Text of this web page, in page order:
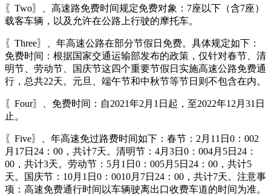
〖Two〗、高速路免费时间规定免费对象：7座以下（含7座）
载客车辆，以及允许在公路上行驶的摩托车。
〖Three〗、年高速公路在部分节假日免费。具体规定如下：
免费时间：根据国家交通运输部发布的政策，仅针对春节、清
明节、劳动节、国庆节这四个重要节假日实施高速公路免费通
行，总共22天。元旦、端午节和中秋节等节日则不包含在内。
〖Four〗、免费时间：自2021年2月1日起，至2022年12月31日
止。
〖Five〗、年高速免过路费时间如下：春节：2月11日0：002
月17日24：00，共计7天。清明节：4月3日0：004月5日24：
00，共计3天。劳动节：5月1日0：005月5日24：00，共计5
天。国庆节：10月1日0：0010月7日24：00，共计7天。注意事
项：高速免费通行时间以车辆驶离出口收费车道的时间为准。